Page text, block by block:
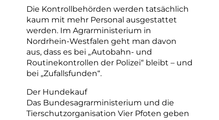
Die Kontrollbehörden werden tatsächlich
kaum mit mehr Personal ausgestattet
werden. Im Agrarministerium in
Nordrhein-Westfalen geht man davon
aus, dass es bei „Autobahn- und
Routinekontrollen der Polizei“ bleibt – und
bei „Zufallsfunden“.
Der Hundekauf
Das Bundesagrarministerium und die
Tierschutzorganisation Vier Pfoten geben